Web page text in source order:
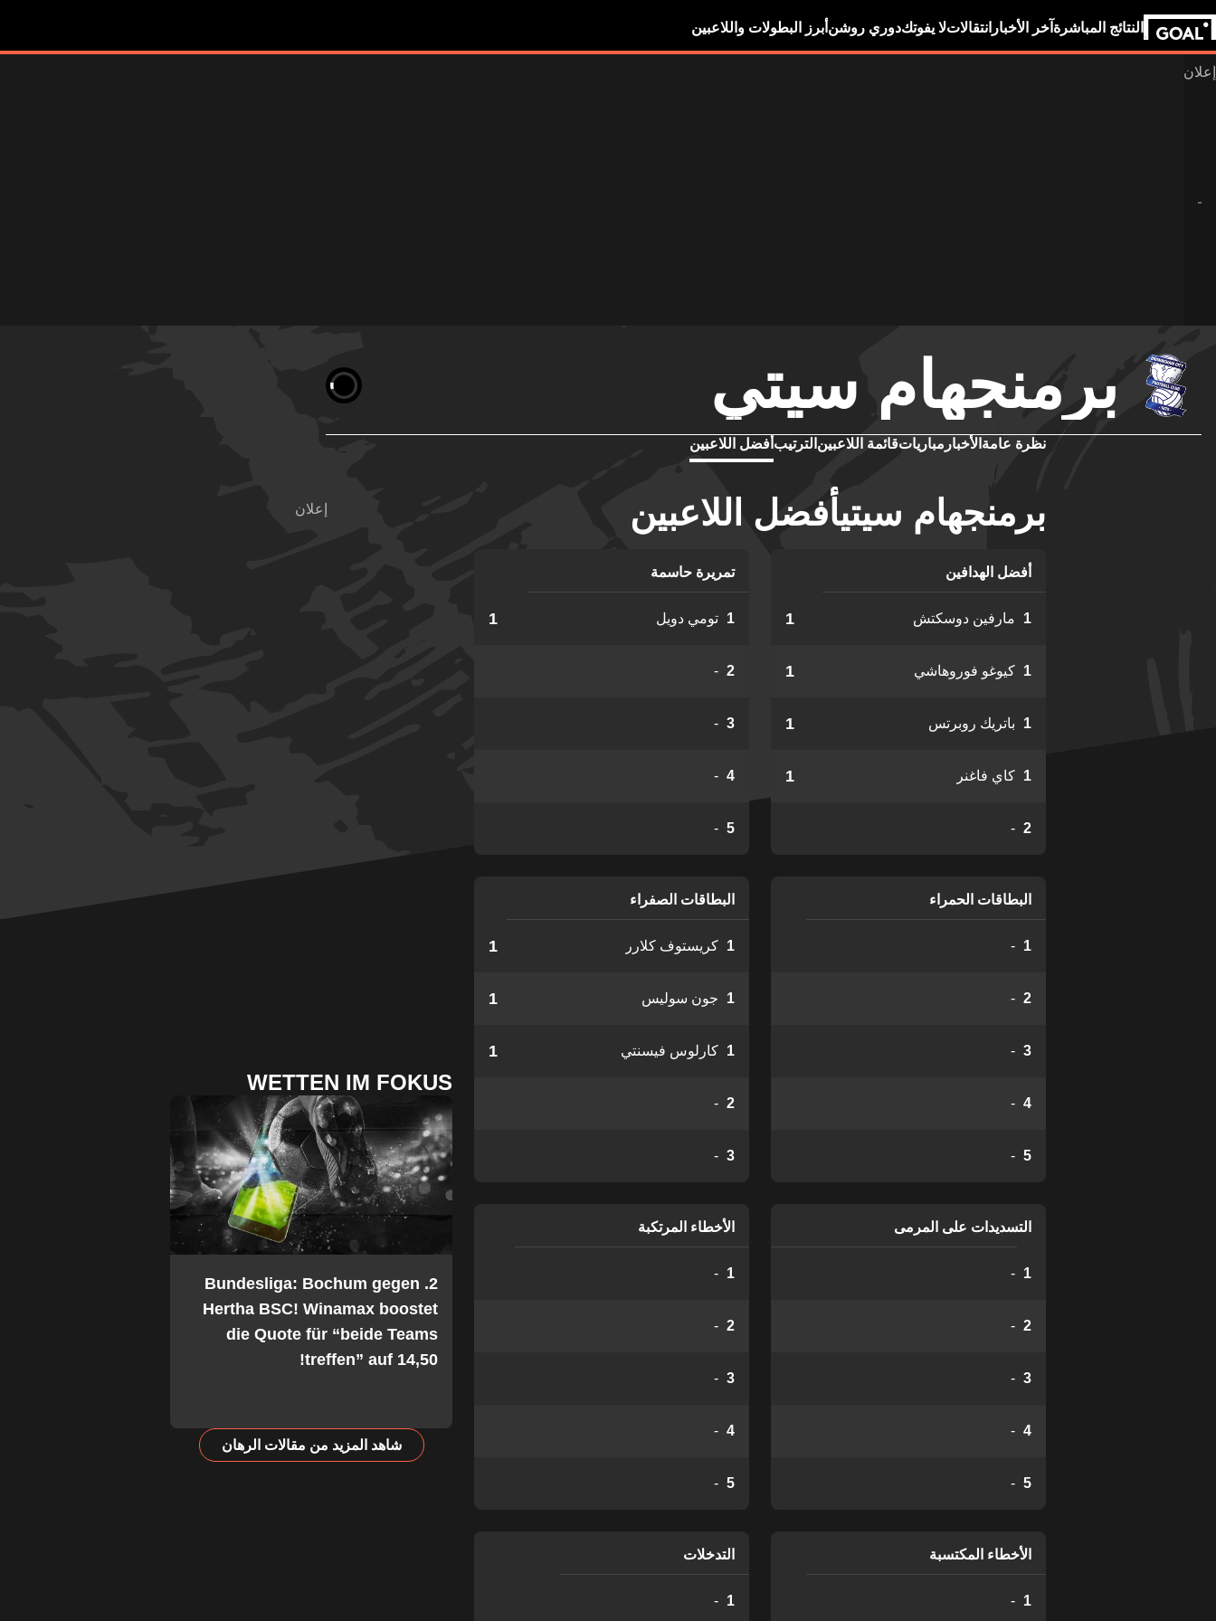
النتائج المباشرة آخر الأخبار انتقالاتلا يفوتكدوري روشن أبرز البطولات واللاعبين
برمنجهام سيتي
نظرة عامة الأخبار مبارياتقائمة اللاعبين الترتيب أفضل اللاعبين
برمنجهام سيتيأفضل اللاعبين
أفضل الهدافين
1 مارفين دوسكتش 1
1 كيوغو فوروهاشي 1
1 باتريك روبرتس 1
1 كاي فاغنر 1
2
-
تمريرة حاسمة
1 تومي دويل 1
2
-
3
-
4
-
5
-
البطاقات الحمراء
1
-
2
-
3
-
4
-
5
-
البطاقات الصفراء
1 كريستوف كلارر 1
1 جون سوليس 1
1 كارلوس فيسنتي 1
2
-
3
-
التسديدات على المرمى
1
-
2
-
3
-
4
-
5
-
الأخطاء المرتكبة
1
-
2
-
3
-
4
-
5
-
الأخطاء المكتسبة
1
-
التدخلات
1
-
WETTEN IM FOKUS
2. Bundesliga: Bochum gegen
Hertha BSC! Winamax boostet
die Quote für “beide Teams
treffen” auf 14,50!
شاهد المزيد من مقالات الرهان